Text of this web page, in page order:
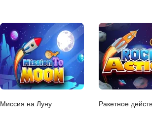
Миссия на Луну Ракетное